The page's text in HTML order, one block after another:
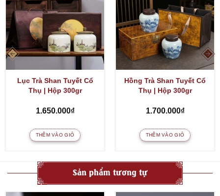
Lục Trà Shan Tuyết Cổ
Thụ | Hộp 300gr
1.650.000₫
THÊM VÀO GIỎ
Hồng Trà Shan Tuyết Cổ
Thụ | Hộp 300gr
1.700.000₫
THÊM VÀO GIỎ
Sản phẩm tương tự